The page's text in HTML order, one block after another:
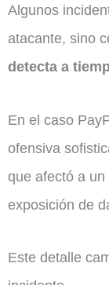
Algunos
atacante, sino
detecta a
En el caso
ofensiva
que afectó a
exposición de
Este detalle